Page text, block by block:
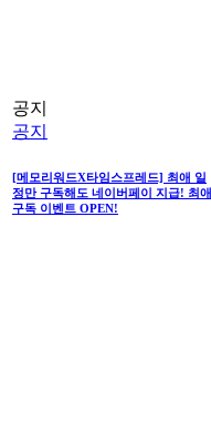
공지
공지
[메모리워드X타임스프레드] 최애 일
정만 구독해도 네이버페이 지급! 최애
구독 이벤트 OPEN!